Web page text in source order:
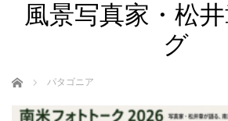
風景写真家・松
グ
ホーム パタゴニア